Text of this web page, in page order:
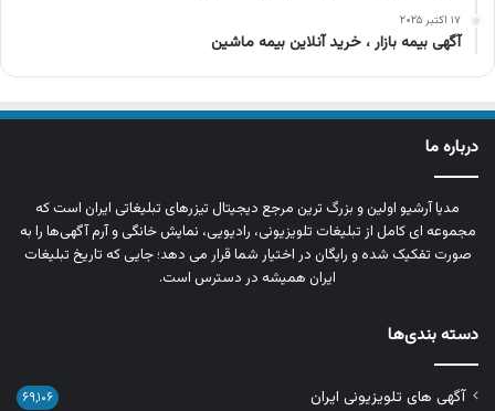
۱۷ اکتبر ۲۰۲۵
آگهی بیمه بازار ، خرید آنلاین بیمه ماشین
درباره ما
مدیا آرشیو اولین و بزرگ‌ ترین مرجع دیجیتال تیزرهای تبلیغاتی ایران است که
مجموعه‌ ای کامل از تبلیغات تلویزیونی، رادیویی، نمایش خانگی و آرم‌ آگهی‌ها را به‌
صورت تفکیک‌ شده و رایگان در اختیار شما قرار می‌ دهد؛ جایی که تاریخ تبلیغات
ایران همیشه در دسترس است.
دسته بندی‌ها
آگهی های تلویزیونی ایران ۶۹,۱۰۶